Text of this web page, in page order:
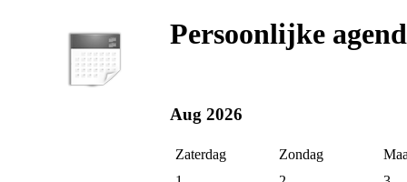
Persoonlijke
Aug 2026
Zaterdag Zondag